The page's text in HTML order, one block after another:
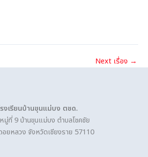
Next เรื่อง →
งเรียนบ้านขุนแม่บง ตชด.
มู่ที่ 9 บ้านขุนแม่บง ตำบลโชคชัย
อยหลวง จังหวัดเชียงราย 57110